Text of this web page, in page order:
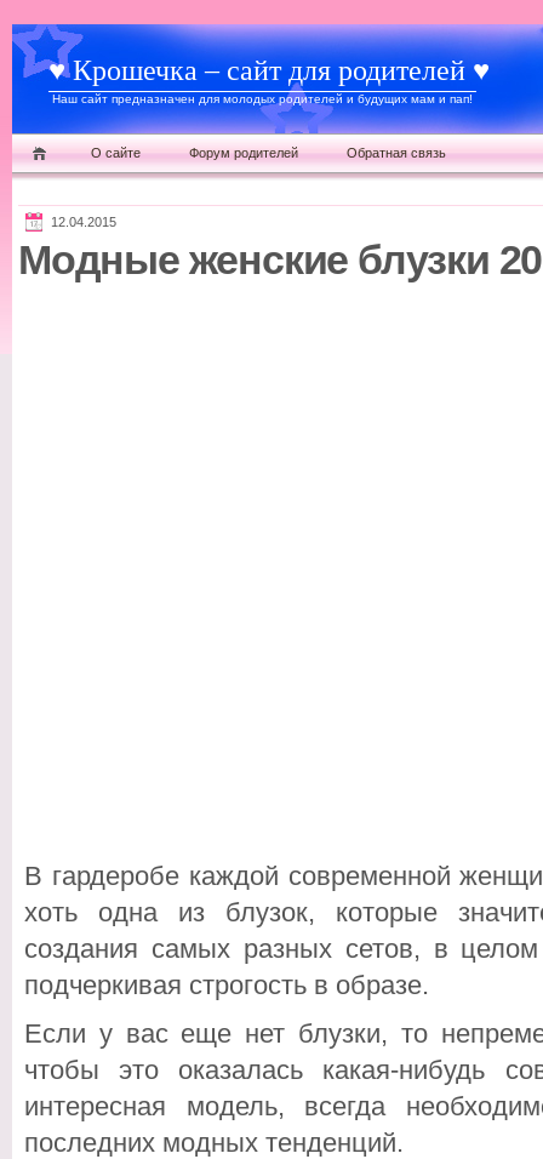
♥ Крошечка – сайт для родителей ♥
Наш сайт предназначен для молодых родителей и будущих мам и пап!
О сайте Форум родителей Обратная связь
12.04.2015
Модные женские блузки
В гардеробе каждой современной
хоть одна из блузок, которые
создания самых разных сетов, в
подчеркивая строгость в образе.
Если у вас еще нет блузки, то
чтобы это оказалась какая-нибудь
интересная модель, всегда
последних модных тенденций.